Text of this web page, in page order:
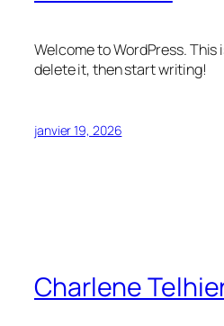
Welcome to WordPress. This
delete it, then start writing!
janvier 19, 2026
Charlene